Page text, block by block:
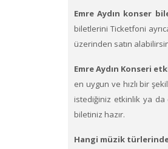
Emre Aydın konser
biletlerini Ticketfoni
üzerinden satın
Emre Aydın Konseri
en uygun ve hızlı bir
istediğiniz etkinlik ya da
biletiniz hazır.
Hangi müzik